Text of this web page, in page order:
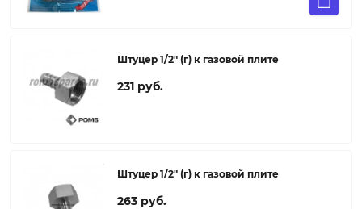
Штуцер 1/2" (г) к газовой плите
231 руб.
Штуцер 1/2" (г) к газовой плите
263 руб.